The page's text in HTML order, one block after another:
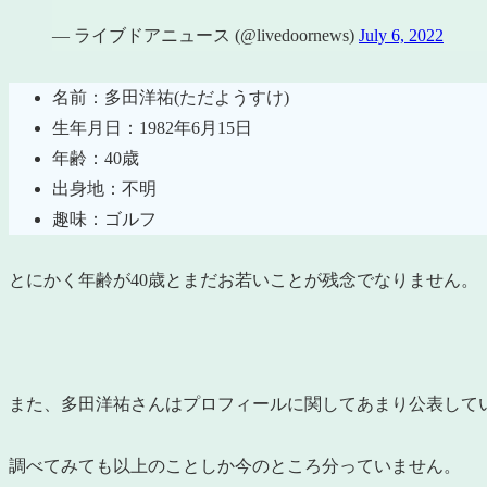
— ライブドアニュース (@livedoornews) July 6, 2022
名前：多田洋祐(ただようすけ)
生年月日：1982年6月15日
年齢：40歳
出身地：不明
趣味：ゴルフ
とにかく年齢が40歳とまだお若いことが残念でなりません。
また、多田洋祐さんはプロフィールに関してあまり公表して
調べてみても以上のことしか今のところ分っていません。